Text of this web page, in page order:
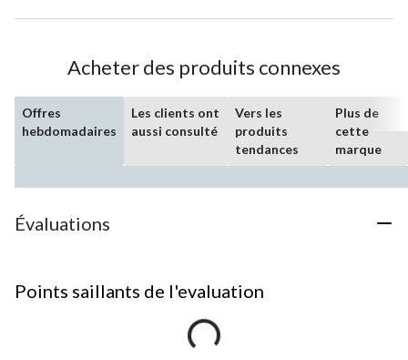
Acheter des produits connexes
Offres
hebdomadaires
Les clients ont
aussi consulté
Vers les
produits
tendances
Plus de
cette
marque
Évaluations
Points saillants de l'evaluation